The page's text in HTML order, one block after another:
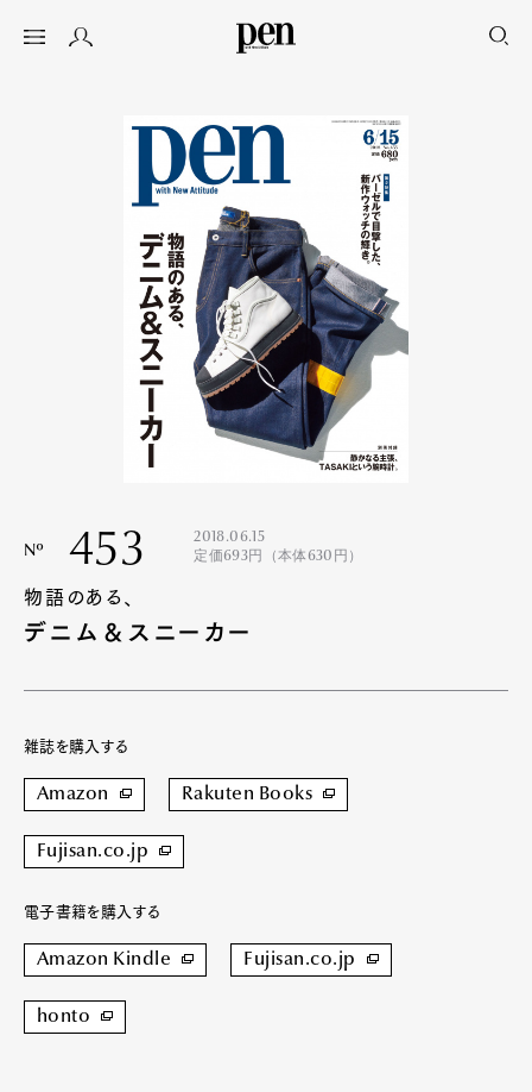
Nº 453
2018.06.15
定価693円（本体630円）
物語のある、
デニム＆スニーカー
雑誌を購入する
Amazon Rakuten Books
Fujisan.co.jp
電子書籍を購入する
Amazon Kindle Fujisan.co.jp
honto